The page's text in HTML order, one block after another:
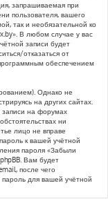
запрашиваемая при
пользователя, вашего
так и необязательной ко
В любом случае у вас
записи будет
отказаться от
обеспечением
Однако не
на других сайтах.
записи на форумах
ни
лицо не вправе
к вашей учётной
пароля «Забыли
Вам будет
после чего
для вашей учётной